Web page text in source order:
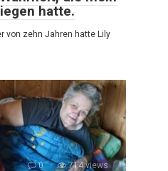
hatte.
von zehn Jahren hatte Lily
0 714 views